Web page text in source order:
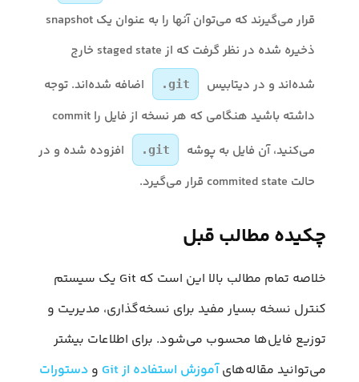
قرار می‌گیرند که می‌توان آنها را به عنوان یک snapshot
ذخیره شده در نظر گرفت که از staged state خارج
شده‌اند و در دیتابیس
.git
اضافه شده‌اند. توجه
داشته باشید هنگامی که هر نسخه از فایل را commit
می‌کنید، آن فایل به پوشه
.git
افزوده شده و در
حالت commited state قرار می‌گیرد.
چکیده‌ مطالب قبل
خلاصه تمام مطالب بالا این است که Git یک سیستم
کنترل نسخه‌ بسیار مفید برای نسخه‌گذاری، مدیریت و
توزیع فایل‌ها محسوب می‌شود. برای اطلاعات بیشتر
می‌توانید مقاله‌هایآموزش استفاده از Git و دستورات